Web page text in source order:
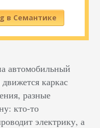
в Семантике
автомобильный
каркас
разные
кто-то
электрику, а